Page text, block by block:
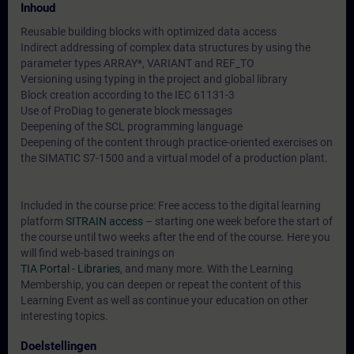
Inhoud
Reusable building blocks with optimized data access
Indirect addressing of complex data structures by using the
parameter types ARRAY*, VARIANT and REF_TO
Versioning using typing in the project and global library
Block creation according to the IEC 61131-3
Use of ProDiag to generate block messages
Deepening of the SCL programming language
Deepening of the content through practice-oriented exercises on
the SIMATIC S7-1500 and a virtual model of a production plant.
Included in the course price: Free access to the digital learning
platform SITRAIN access – starting one week before the start of
the course until two weeks after the end of the course. Here you
will find web-based trainings on
TIA Portal - Libraries, and many more. With the Learning
Membership, you can deepen or repeat the content of this
Learning Event as well as continue your education on other
interesting topics.
Doelstellingen